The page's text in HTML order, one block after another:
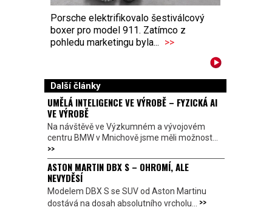
Porsche elektrifikovalo šestiválcový
boxer pro model 911. Zatímco z
pohledu marketingu byla... >>
Další články
UMĚLÁ INTELIGENCE VE VÝROBĚ – FYZICKÁ AI
VE VÝROBĚ
Na návštěvě ve Výzkumném a vývojovém
centru BMW v Mnichově jsme měli možnost...
>>
ASTON MARTIN DBX S – OHROMÍ, ALE
NEVYDĚSÍ
Modelem DBX S se SUV od Aston Martinu
dostává na dosah absolutního vrcholu... >>